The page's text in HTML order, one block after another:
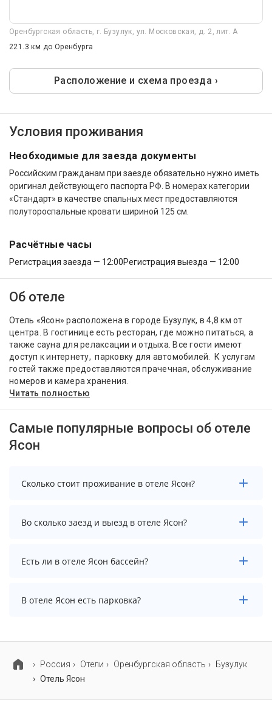
Оренбургская область, г. Бузулук, ул. Московская, д. 2, лит. А
221.3 км до Оренбурга
Расположение и схема проезда ›
Условия проживания
Необходимые для заезда документы
Российским гражданам при заезде обязательно нужно иметь
оригинал действующего паспорта РФ. В номерах категории
«Стандарт» в качестве спальных мест предоставляются
полутороспальные кровати шириной 125 см.
Расчётные часы
Регистрация заезда — 12:00Регистрация выезда — 12:00
Об отеле
Отель «Ясон» расположена в городе Бузулук, в 4,8 км от
центра. В гостинице есть ресторан, где можно питаться, а
также сауна для релаксации и отдыха. Все гости имеют
доступ к интернету, парковку для автомобилей. К услугам
гостей также предоставляются прачечная, обслуживание
номеров и камера хранения.
Читать полностью
Самые популярные вопросы об отеле
Ясон
Сколько стоит проживание в отеле Ясон?
Чтобы увидеть актуальные цены на проживание в
отеле Ясон, выберите нужные даты и количество
Во сколько заезд и выезд в отеле Ясон?
Заезд возможен после 12:00, а выезд необходимо
Есть ли в отеле Ясон бассейн?
В отеле Ясон есть бассейн.
В отеле Ясон есть парковка?
оплачивается отдельно.
Россия Отели Оренбургская область
Бузулук
Отель Ясон